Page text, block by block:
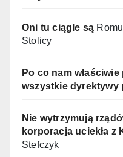
Oni tu ciągle są
Stolicy
Po co nam
wszystkie dyrektywy
Nie wytrzymują
korporacja uciekła z
Stefczyk